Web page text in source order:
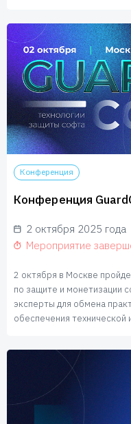
лицензирования и
Guardant.
Конференция
Конференция
2 октября 2025 года
Мероприятие
2 октября в Москве
по защите и монетизации
эксперты для обмена
обеспечения
развития продукта.